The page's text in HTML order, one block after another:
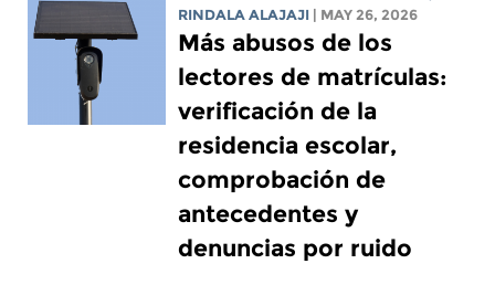
RINDALA ALAJAJI | MAY 26, 2026
Más abusos de los
lectores de matrículas:
verificación de la
residencia escolar,
comprobación de
antecedentes y
denuncias por ruido